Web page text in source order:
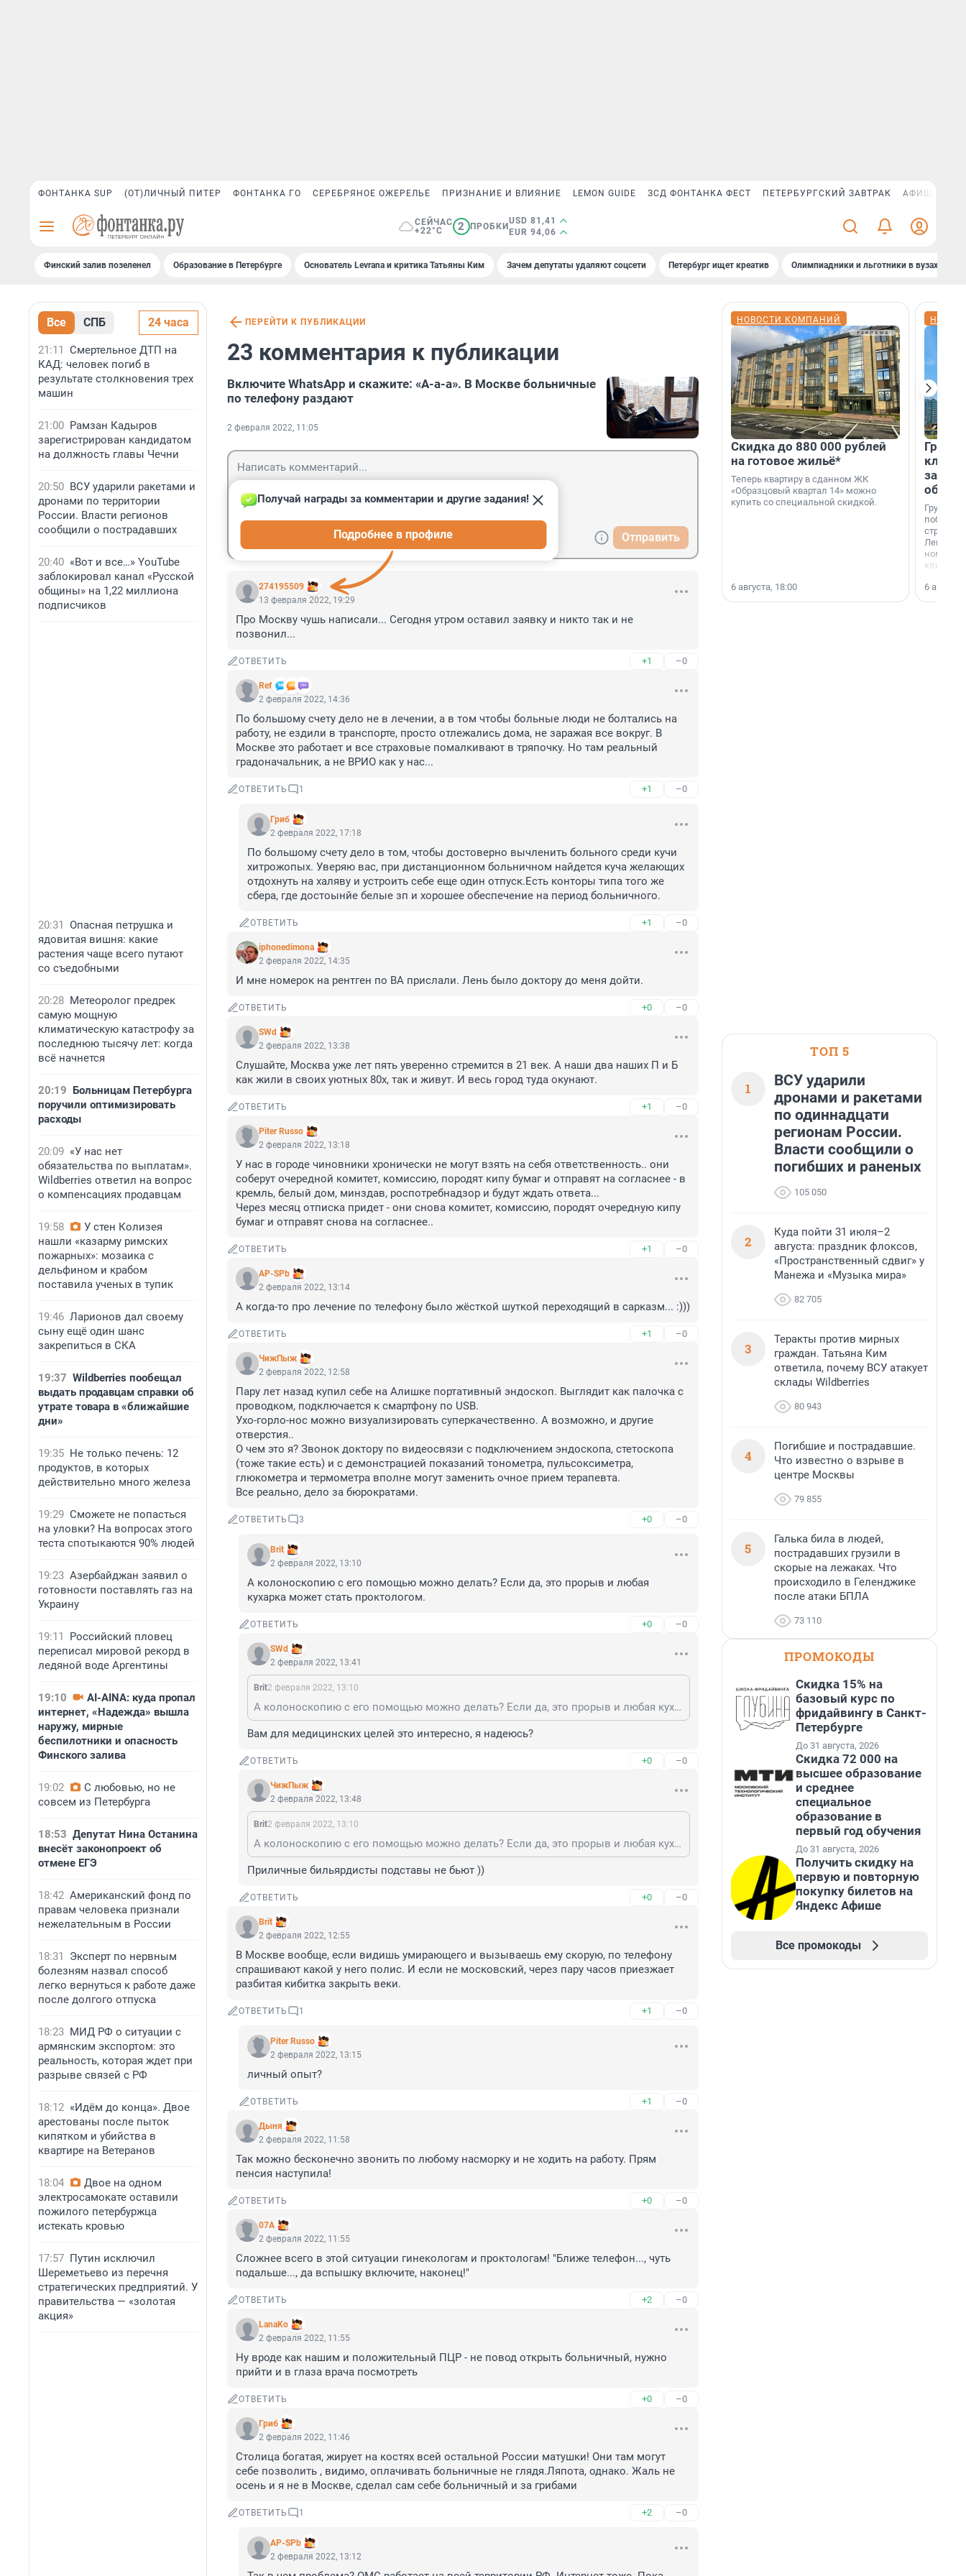
ФОНТАНКА SUP (ОТ)ЛИЧНЫЙ ПИТЕР ФОНТАНКА ГО СЕРЕБРЯНОЕ ОЖЕРЕЛЬЕ ПРИЗНАНИЕ И ВЛИЯНИЕ LEMON GUIDE ЗСД ФОНТАНКА ФЕСТ ПЕТЕРБУРГСКИЙ ЗАВТРАК АФИША PLUS
СЕЙЧАС
+22°C
2 ПРОБКИ
USD 81,41
EUR 94,06
Финский залив позеленел Образование в Петербурге Основатель Levrana и критика Татьяны Ким Зачем депутаты удаляют соцсети Петербург ищет креатив Олимпиадники и льготники в вузах СПб
Все СПБ 24 часа
21:11 Смертельное ДТП на
КАД: человек погиб в
результате столкновения трех
машин
21:00 Рамзан Кадыров
зарегистрирован кандидатом
на должность главы Чечни
20:50 ВСУ ударили ракетами и
дронами по территории
России. Власти регионов
сообщили о пострадавших
20:40 «Вот и все…» YouTube
заблокировал канал «Русской
общины» на 1,22 миллиона
подписчиков
20:31 Опасная петрушка и
ядовитая вишня: какие
растения чаще всего путают
со съедобными
20:28 Метеоролог предрек
самую мощную
климатическую катастрофу за
последнюю тысячу лет: когда
всё начнется
20:19 Больницам Петербурга
поручили оптимизировать
расходы
20:09 «У нас нет
обязательства по выплатам».
Wildberries ответил на вопрос
о компенсациях продавцам
19:58
У стен Колизея
нашли «казарму римских
пожарных»: мозаика с
дельфином и крабом
поставила ученых в тупик
19:46 Ларионов дал своему
сыну ещё один шанс
закрепиться в СКА
19:37 Wildberries пообещал
выдать продавцам справки об
утрате товара в «ближайшие
дни»
19:35 Не только печень: 12
продуктов, в которых
действительно много железа
19:29 Сможете не попасться
на уловки? На вопросах этого
теста спотыкаются 90% людей
19:23 Азербайджан заявил о
готовности поставлять газ на
Украину
19:11
Российский пловец
переписал мировой рекорд в
ледяной воде Аргентины
19:10
AI-AINA: куда пропал
интернет, «Надежда» вышла
наружу, мирные
беспилотники и опасность
Финского залива
19:02
С любовью, но не
совсем из Петербурга
18:53 Депутат Нина Останина
внесёт законопроект об
отмене ЕГЭ
18:42 Американский фонд по
правам человека признали
нежелательным в России
18:31
Эксперт по нервным
болезням назвал способ
легко вернуться к работе даже
после долгого отпуска
18:23 МИД РФ о ситуации с
армянским экспортом: это
реальность, которая ждет при
разрыве связей с РФ
18:12 «Идём до конца». Двое
арестованы после пыток
кипятком и убийства в
квартире на Ветеранов
18:04
Двое на одном
электросамокате оставили
пожилого петербуржца
истекать кровью
17:57 Путин исключил
Шереметьево из перечня
стратегических предприятий. У
правительства — «золотая
акция»
ПЕРЕЙТИ К ПУБЛИКАЦИИ
23 комментария к публикации
Включите WhatsApp и скажите: «А-а-а». В Москве больничные
по телефону раздают
2 февраля 2022, 11:05
Отправить
274195509
Получай награды за комментарии и другие задания!
Подробнее в профиле
13 февраля 2022, 19:29
Про Москву чушь написали... Сегодня утром оставил заявку и никто так и не
позвонил...
ОТВЕТИТЬ +1 –0
Ref
2 февраля 2022, 14:36
По большому счету дело не в лечении, а в том чтобы больные люди не болтались на
работу, не ездили в транспорте, просто отлежались дома, не заражая все вокруг. В
Москве это работает и все страховые помалкивают в тряпочку. Но там реальный
градоначальник, а не ВРИО как у нас...
ОТВЕТИТЬ 1 +1 –0
Гриб
2 февраля 2022, 17:18
По большому счету дело в том, чтобы достоверно вычленить больного среди кучи
хитрожопых. Уверяю вас, при дистанционном больничном найдется куча желающих
отдохнуть на халяву и устроить себе еще один отпуск.Есть конторы типа того же
сбера, где достоынйе белые зп и хорошее обеспечение на период больничного.
ОТВЕТИТЬ +1 –0
iphonedimona
2 февраля 2022, 14:35
И мне номерок на рентген по ВА прислали. Лень было доктору до меня дойти.
ОТВЕТИТЬ +0 –0
SWd
2 февраля 2022, 13:38
Слушайте, Москва уже лет пять уверенно стремится в 21 век. А наши два наших П и Б
как жили в своих уютных 80х, так и живут. И весь город туда окунают.
ОТВЕТИТЬ +1 –0
Piter Russo
2 февраля 2022, 13:18
У нас в городе чиновники хронически не могут взять на себя ответственность.. они
соберут очередной комитет, комиссию, породят кипу бумаг и отправят на согласнее - в
кремль, белый дом, минздав, роспотребнадзор и будут ждать ответа...
Через месяц отписка придет - они снова комитет, комиссию, породят очередную кипу
бумаг и отправят снова на согласнее..
ОТВЕТИТЬ +1 –0
AP-SPb
2 февраля 2022, 13:14
А когда-то про лечение по телефону было жёсткой шуткой переходящий в сарказм... :)))
ОТВЕТИТЬ +1 –0
ЧижПыж
2 февраля 2022, 12:58
Пару лет назад купил себе на Алишке портативный эндоскоп. Выглядит как палочка с
проводком, подключается к смартфону по USB.
Ухо-горло-нос можно визуализировать суперкачественно. А возможно, и другие
отверстия..
О чем это я? Звонок доктору по видеосвязи с подключением эндоскопа, стетоскопа
(тоже такие есть) и с демонстрацией показаний тонометра, пульсоксиметра,
глюкометра и термометра вполне могут заменить очное прием терапевта.
Все реально, дело за бюрократами.
ОТВЕТИТЬ 3 +0 –0
Brit
2 февраля 2022, 13:10
А колоноскопию с его помощью можно делать? Если да, это прорыв и любая
кухарка может стать проктологом.
ОТВЕТИТЬ +0 –0
SWd
2 февраля 2022, 13:41
Brit2 февраля 2022, 13:10
А колоноскопию с его помощью можно делать? Если да, это прорыв и любая кухарка может стать проктологом.
Вам для медицинских целей это интересно, я надеюсь?
ОТВЕТИТЬ +0 –0
ЧижПыж
2 февраля 2022, 13:48
Brit2 февраля 2022, 13:10
А колоноскопию с его помощью можно делать? Если да, это прорыв и любая кухарка может стать проктологом.
Приличные бильярдисты подставы не бьют ))
ОТВЕТИТЬ +0 –0
Brit
2 февраля 2022, 12:55
В Москве вообще, если видишь умирающего и вызываешь ему скорую, по телефону
спрашивают какой у него полис. И если не московский, через пару часов приезжает
разбитая кибитка закрыть веки.
ОТВЕТИТЬ 1 +1 –0
Piter Russo
2 февраля 2022, 13:15
личный опыт?
ОТВЕТИТЬ +1 –0
Дыня
2 февраля 2022, 11:58
Так можно бесконечно звонить по любому насморку и не ходить на работу. Прям
пенсия наступила!
ОТВЕТИТЬ +0 –0
07A
2 февраля 2022, 11:55
Сложнее всего в этой ситуации гинекологам и проктологам! "Ближе телефон..., чуть
подальше..., да вспышку включите, наконец!"
ОТВЕТИТЬ +2 –0
LanaKo
2 февраля 2022, 11:55
Ну вроде как нашим и положительный ПЦР - не повод открыть больничный, нужно
прийти и в глаза врача посмотреть
ОТВЕТИТЬ +0 –0
Гриб
2 февраля 2022, 11:46
Столица богатая, жирует на костях всей остальной России матушки! Они там могут
себе позволить , видимо, оплачивать больничные не глядя.Ляпота, однако. Жаль не
осень и я не в Москве, сделал сам себе больничный и за грибами
ОТВЕТИТЬ 1 +2 –0
AP-SPb
2 февраля 2022, 13:12
НОВОСТИ КОМПАНИЙ
Скидка до 880 000 рублей
на готовое жильё*
Теперь квартиру в сданном ЖК
«Образцовый квартал 14» можно
купить со специальной скидкой.
6 августа, 18:00
Группа
области».
6
ТОП 5
1
ВСУ ударили
дронами и ракетами
по одиннадцати
регионам России.
Власти сообщили о
погибших и раненых
105 050
2
Куда пойти 31 июля–2
августа: праздник флоксов,
«Пространственный сдвиг» у
Манежа и «Музыка мира»
82 705
3
Теракты против мирных
граждан. Татьяна Ким
ответила, почему ВСУ атакует
склады Wildberries
80 943
4
Погибшие и пострадавшие.
Что известно о взрыве в
центре Москвы
79 855
5
Галька била в людей,
пострадавших грузили в
скорые на лежаках. Что
происходило в Геленджике
после атаки БПЛА
73 110
ПРОМОКОДЫ
Скидка 15% на
базовый курс по
фридайвингу в Санкт-
Петербурге
До 31 августа, 2026
Скидка 72 000 на
высшее образование
и среднее
специальное
образование в
первый год обучения
До 31 августа, 2026
Получить скидку на
первую и повторную
покупку билетов на
Яндекс Афише
Все промокоды